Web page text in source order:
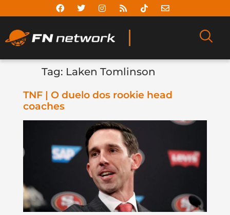
Tag: Laken Tomlinson
TNF | O duelo dos rookie head
coaches